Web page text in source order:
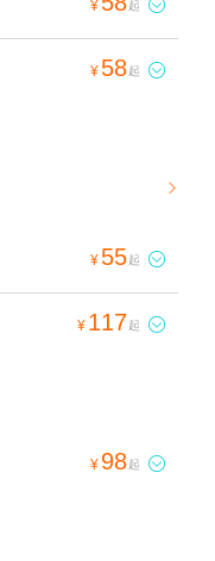
¥ 起 
¥ 58起 

¥ 55起 
¥ 117起 
¥ 98起 